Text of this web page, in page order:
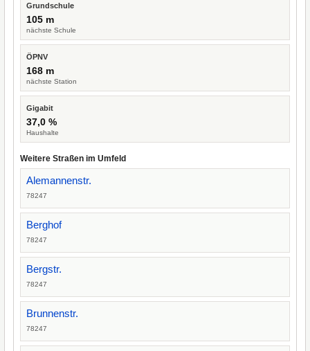
Grundschule
105 m
nächste Schule
ÖPNV
168 m
nächste Station
Gigabit
37,0 %
Haushalte
Weitere Straßen im Umfeld
Alemannenstr.
78247
Berghof
78247
Bergstr.
78247
Brunnenstr.
78247